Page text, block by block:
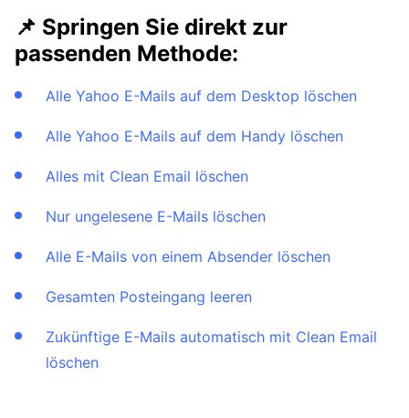
📌 Springen Sie direkt zur
passenden Methode:
Alle Yahoo E-Mails auf dem Desktop löschen
Alle Yahoo E-Mails auf dem Handy löschen
Alles mit Clean Email löschen
Nur ungelesene E-Mails löschen
Alle E-Mails von einem Absender löschen
Gesamten Posteingang leeren
Zukünftige E-Mails automatisch mit Clean Email
löschen